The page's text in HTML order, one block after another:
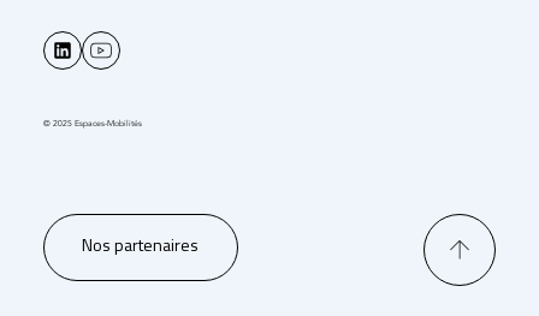
© 2025 Espaces-Mobilités
Nos partenaires